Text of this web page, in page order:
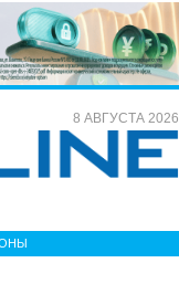
8 АВГУСТА 2026